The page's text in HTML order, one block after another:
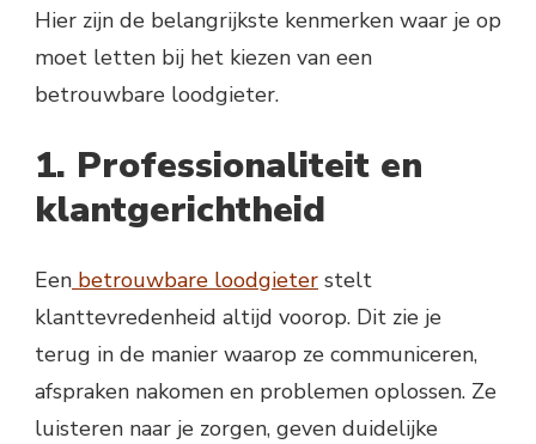
Hier zijn de belangrijkste kenmerken waar je op
moet letten bij het kiezen van een
betrouwbare loodgieter.
1. Professionaliteit en
klantgerichtheid
Een betrouwbare loodgieter stelt
klanttevredenheid altijd voorop. Dit zie je
terug in de manier waarop ze communiceren,
afspraken nakomen en problemen oplossen. Ze
luisteren naar je zorgen, geven duidelijke